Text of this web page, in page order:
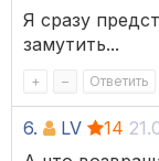
Я сразу
замутить...
+ – Ответить
6. LV 14